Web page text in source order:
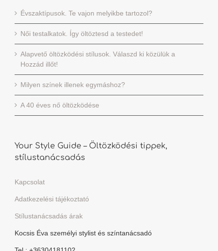
Évszaktípusok. Te vajon melyikbe tartozol?
Női testalkatok. Így öltöztesd a testedet!
Alapvető öltözködési stílusok. Válaszd ki közülük a
Hozzád illőt!
Milyen színek illenek egymáshoz?
A 40 éves nő öltözködése
Your Style Guide – Öltözködési tippek,
stílustanácsadás
Kapcsolat
Adatkezelési tájékoztató
Stílustanácsadás árak
Kocsis Éva személyi stylist és színtanácsadó